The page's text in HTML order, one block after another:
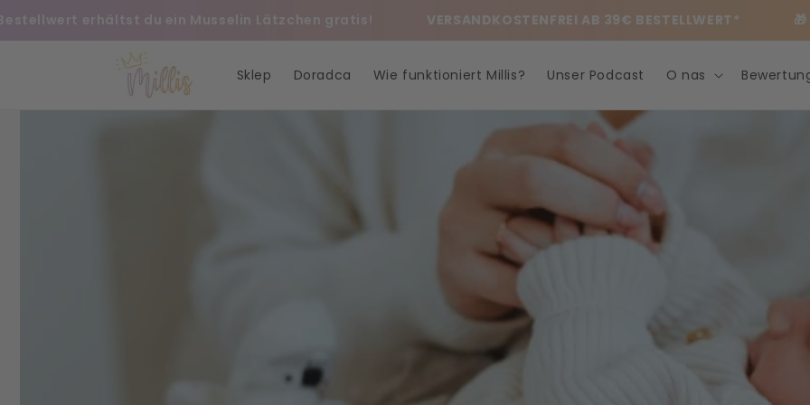
do
treści
erhältst du ein Musselin Lätzchen gratis! VERSANDKOSTENFREI AB 39€ BESTELLWERT*
Sklep Doradca Wie funktioniert Millis? Unser Podcast O nas